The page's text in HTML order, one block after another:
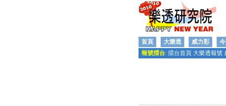
首頁 大樂透 威力彩
報號擂台: 擂台首頁 大樂透報號